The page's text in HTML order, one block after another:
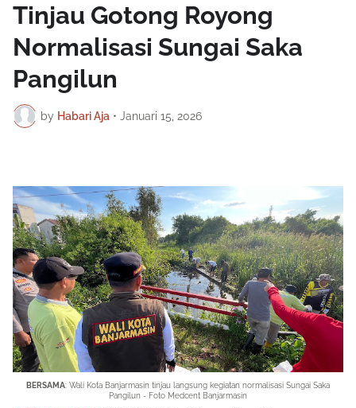
Tinjau Gotong Royong
Normalisasi Sungai Saka
Pangilun
by Habari Aja • Januari 15, 2026
BERSAMA: Wali Kota Banjarmasin tinjau langsung kegiatan normalisasi Sungai Saka
Pangilun - Foto Medcent Banjarmasin